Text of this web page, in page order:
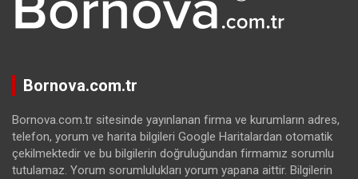
Bornova.com.tr
Bornova.com.tr sitesinde yayınlanan firma ve kurumların adres,
telefon, yorum ve harita bilgileri Google Haritalardan otomatik
çekilmektedir ve bu bilgilerin doğruluğundan firmamız sorumlu
tutulamaz. Yorum sorumlulukları yorum yapana aittir. Bilgilerin